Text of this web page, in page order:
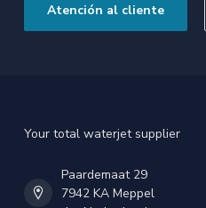
Atención al cliente
Your total waterjet supplier
Paardemaat 29
7942 KA Meppel